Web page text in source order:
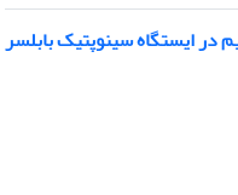
در ایستگاه سینوپتیک بابلسر